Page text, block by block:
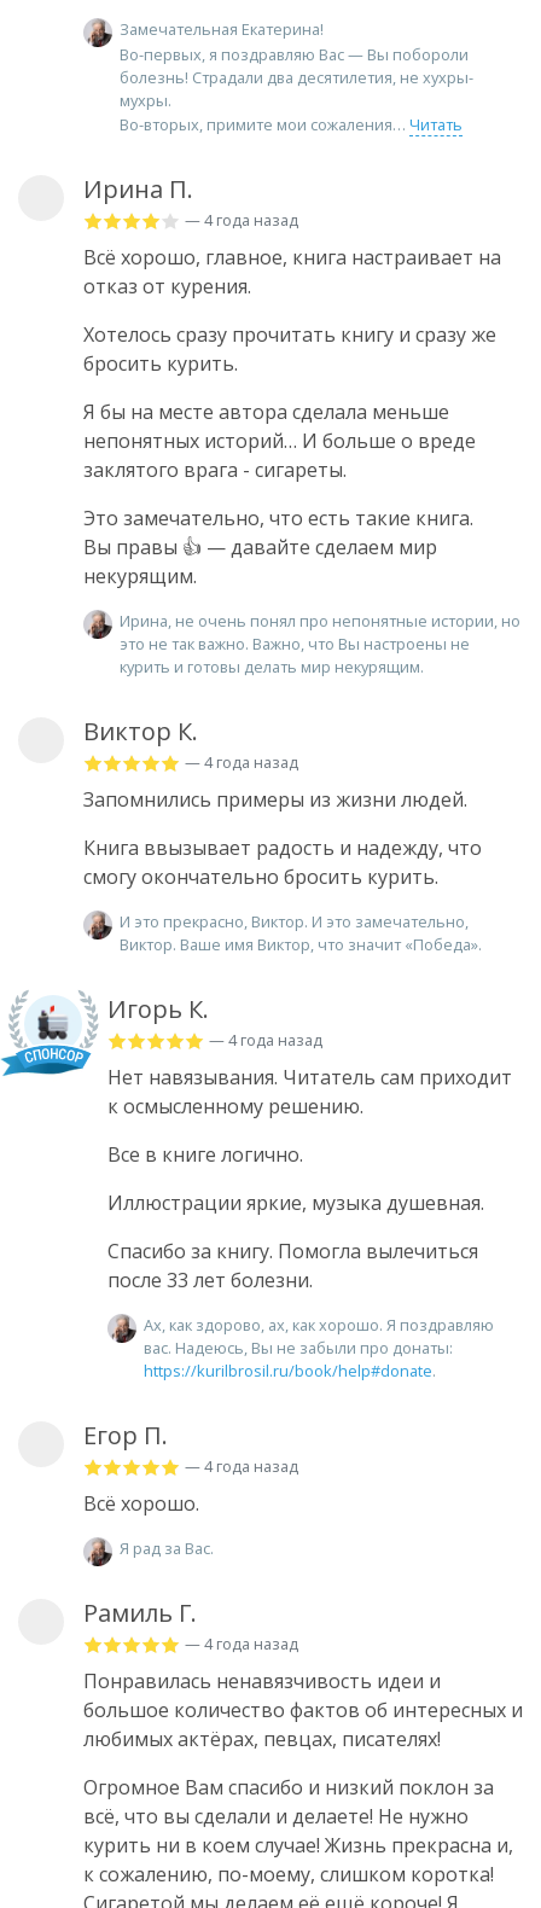
Замечательная Екатерина!
Во-первых, я поздравляю Вас — Вы побороли
болезнь! Страдали два десятилетия, не хухры-
мухры.
Во-вторых, примите мои сожаления
Читать
Ирина П.
— 4 года назад
Всё хорошо, главное, книга настраивает на
отказ от курения.
Хотелось сразу прочитать книгу и сразу же
бросить курить.
Я бы на месте автора сделала меньше
непонятных историй… И больше о вреде
заклятого врага - сигареты.
Это замечательно, что есть такие книга.
Вы правы 👍 — давайте сделаем мир
некурящим.
Ирина, не очень понял про непонятные истории, но
это не так важно. Важно, что Вы настроены не
курить и готовы делать мир некурящим.
Виктор К.
— 4 года назад
Запомнились примеры из жизни людей.
Книга ввызывает радость и надежду, что
смогу окончательно бросить курить.
И это прекрасно, Виктор. И это замечательно,
Виктор. Ваше имя Виктор, что значит «Победа».
Игорь К.
— 4 года назад
Нет навязывания. Читатель сам приходит
к осмысленному решению.
Все в книге логично.
Иллюстрации яркие, музыка душевная.
Спасибо за книгу. Помогла вылечиться
после 33 лет болезни.
Ах, как здорово, ах, как хорошо. Я поздравляю
вас. Надеюсь, Вы не забыли про донаты:
https://kurilbrosil.ru/book/help#donate.
Егор П.
— 4 года назад
Всё хорошо.
Я рад за Вас.
Рамиль Г.
— 4 года назад
Понравилась ненавязчивость идеи и
большое количество фактов об интересных и
любимых актёрах, певцах, писателях!
Огромное Вам спасибо и низкий поклон за
всё, что вы сделали и делаете! Не нужно
курить ни в коем случае! Жизнь прекрасна и,
к сожалению, по-моему, слишком коротка!